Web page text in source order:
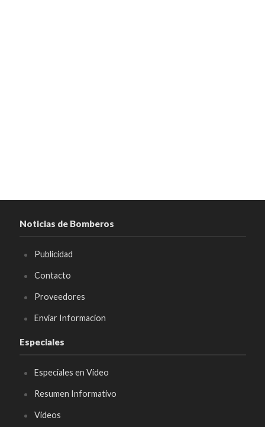
Noticias de Bomberos
Publicidad
Contacto
Proveedores
Enviar Informacion
Especiales
Especiales en Video
Resumen Informativo
Videos